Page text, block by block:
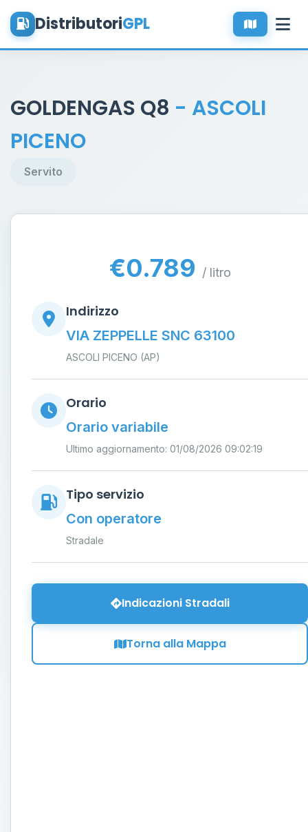
DistributoriGPL
GOLDENGAS Q8 - ASCOLI
PICENO
Servito
€0.789 / litro
Indirizzo
VIA ZEPPELLE SNC 63100
ASCOLI PICENO (AP)
Orario
Orario variabile
Ultimo aggiornamento: 01/08/2026 09:02:19
Tipo servizio
Con operatore
Stradale
Indicazioni Stradali
Torna alla Mappa